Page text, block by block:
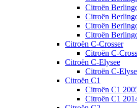
Citroën
Citroën
Citroën
Citroën
Citroën C-Crosser
Citroën C-
Citroën C-Elysee
Citroën C-
Citroën C1
Citroën C1
Citroën C1